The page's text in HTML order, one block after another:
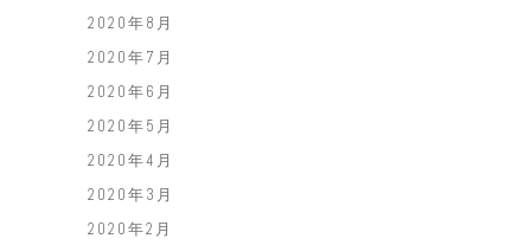
2020年8月
2020年7月
2020年6月
2020年5月
2020年4月
2020年3月
2020年2月